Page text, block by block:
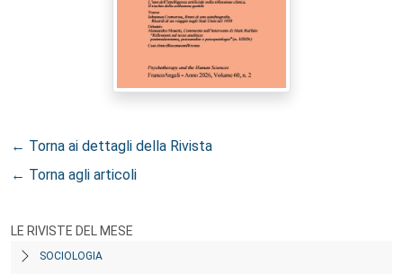
← Torna ai dettagli della Rivista
← Torna agli articoli
LE RIVISTE DEL MESE
SOCIOLOGIA